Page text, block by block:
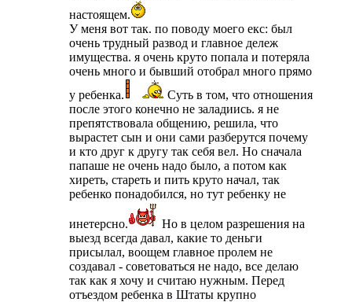
настоящем.
У меня вот так. по поводу моего екс: был
очень трудный развод и главное дележ
имущества. я очень круто попала и потеряла
очень много и бывший отобрал много прямо
у ребенка.
Суть в том, что отношения
после этого конечно не заладиись. я не
препятствовала общению, решила, что
вырастет сын и они сами разберутся почему
и кто друг к другу так себя вел. Но сначала
папаше не очень надо было, а потом как
хиреть, стареть и пить круто начал, так
ребенко понадобился, но тут ребенку не
инетерсно.
Но в целом разрешения на
выезд всегда давал, какие то деньги
присылал, воощем главное пролем не
создавал - советоваться не надо, все делаю
так как я хочу и считаю нужным. Перед
отъездом ребенка в Штаты крупно